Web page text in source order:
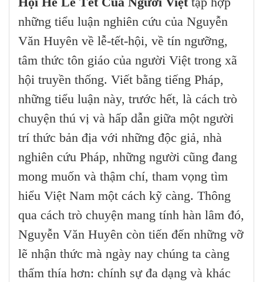
những tiểu luận nghiên cứu của Nguyễn
Văn Huyên về lễ-tết-hội, về tín ngưỡng,
tâm thức tôn giáo của người Việt trong xã
hội truyền thống. Viết bằng tiếng Pháp,
những tiểu luận này, trước hết, là cách trò
chuyện thú vị và hấp dẫn giữa một người
trí thức bản địa với những độc giả, nhà
nghiên cứu Pháp, những người cũng đang
mong muốn và thậm chí, tham vọng tìm
hiểu Việt Nam một cách kỹ càng. Thông
qua cách trò chuyện mang tính hàn lâm đó,
Nguyễn Văn Huyên còn tiến đến những vỡ
lẽ nhận thức mà ngày nay chúng ta càng
thấm thía hơn: chính sự đa dạng và khác